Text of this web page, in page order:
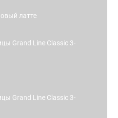
латте
Grand Line Classic 3-
Grand Line Classic 3-